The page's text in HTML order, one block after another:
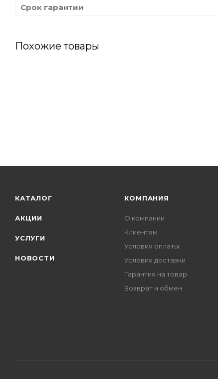
Срок гарантии
Похожие товары
КАТАЛОГ
АКЦИИ
УСЛУГИ
НОВОСТИ
КОМПАНИЯ
О компании
Клиентам
Условия оплаты
Условия доставки
Гарантия на товар
Возврат и обмен